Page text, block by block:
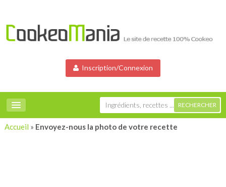
Inscription/Connexion
Accueil » Envoyez-nous la photo de votre recette